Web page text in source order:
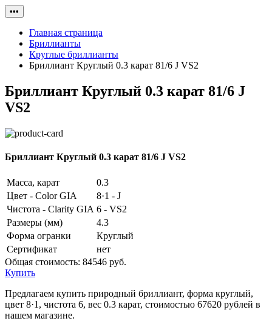
•••
Главная страница
Бриллианты
Круглые бриллианты
Бриллиант Круглый 0.3 карат 81/6 J VS2
Бриллиант Круглый 0.3 карат 81/6 J
VS2
Бриллиант Круглый 0.3 карат 81/6 J VS2
Масса, карат
0.3
Цвет - Color GIA
8·1 - J
Чистота - Clarity GIA 6 - VS2
Размеры (мм)
4.3
Форма огранки
Круглый
Сертификат
нет
Общая стоимость: 84546 руб.
Купить
Предлагаем купить природный бриллиант, форма круглый,
цвет 8·1, чистота 6, вес 0.3 карат, стоимостью 67620 рублей в
нашем магазине.